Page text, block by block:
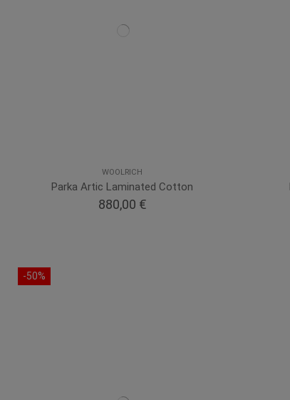
WOOLRICH
Parka Artic Laminated Cotton
880,00 €
-50%